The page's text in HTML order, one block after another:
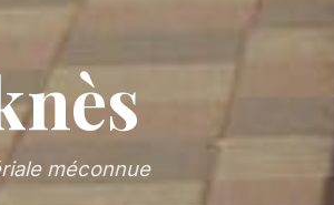
méconnue